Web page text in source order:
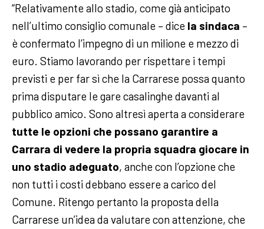
“Relativamente allo stadio, come già anticipato
nell’ultimo consiglio comunale – dice la sindaca –
è confermato l’impegno di un milione e mezzo di
euro. Stiamo lavorando per rispettare i tempi
previsti e per far sì che la Carrarese possa quanto
prima disputare le gare casalinghe davanti al
pubblico amico. Sono altresì aperta a considerare
tutte le opzioni che possano garantire a
Carrara di vedere la propria squadra giocare in
uno stadio adeguato, anche con l’opzione che
non tutti i costi debbano essere a carico del
Comune. Ritengo pertanto la proposta della
Carrarese un’idea da valutare con attenzione, che